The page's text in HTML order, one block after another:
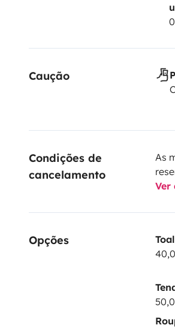
Caução
Condições de
cancelamento
As
Ver
Opções